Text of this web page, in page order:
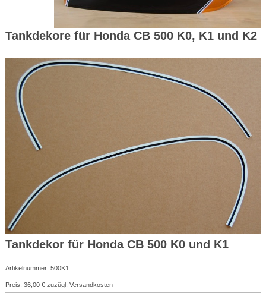
Tankdekore für Honda CB 500 K0, K1 und K2
Tankdekor für Honda CB 500 K0 und K1
Artikelnummer: 500K1
Preis: 36,00 € zuzügl. Versandkosten